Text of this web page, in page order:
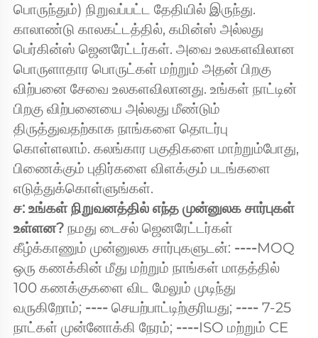
பொருந்தும்) நிறுவப்பட்ட தேதியில் இருந்து.
காலாண்டு காலகட்டத்தில், கமின்ஸ் அல்லது
பெர்கின்ஸ் ஜெனரேட்டர்கள். அவை உலகளவிலான
பொருளாதார பொருட்கள் மற்றும் அதன் பிறகு
விற்பனை சேவை உலகளவிலானது. உங்கள் நாட்டின்
பிறகு விற்பனையை அல்லது மீண்டும்
திருத்துவதற்காக நாங்களை தொடர்பு
கொள்ளலாம். கலங்கார பகுதிகளை மாற்றும்போது,
பிணைக்கும் புதிர்களை விளக்கும் படங்களை
எடுத்துக்கொள்ளுங்கள்.
ச: உங்கள் நிறுவனத்தில் எந்த முன்னுலக சார்புகள்
உள்ளன? நமது டைசல் ஜெனரேட்டர்கள்
கீழ்க்காணும் முன்னுலக சார்புகளுடன்: ----MOQ
ஒரு கணக்கின் மீது மற்றும் நாங்கள் மாதத்தில்
100 கணக்குகளை விட மேலும் முடிந்து
வருகிறோம்; ---- செயற்பாட்டிற்குரியது; ---- 7-25
நாட்கள் முன்னோக்கி நேரம்; ----ISO மற்றும் CE